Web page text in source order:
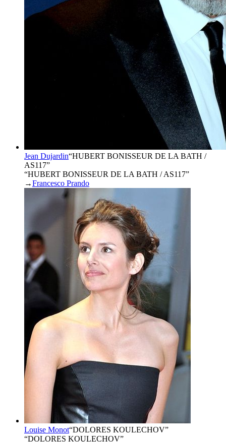
Jean Dujardin“HUBERT BONISSEUR DE LA BATH /
AS117”
“HUBERT BONISSEUR DE LA BATH / AS117”
→Francesco Prando
Louise Monot“DOLORES KOULECHOV”
“DOLORES KOULECHOV”